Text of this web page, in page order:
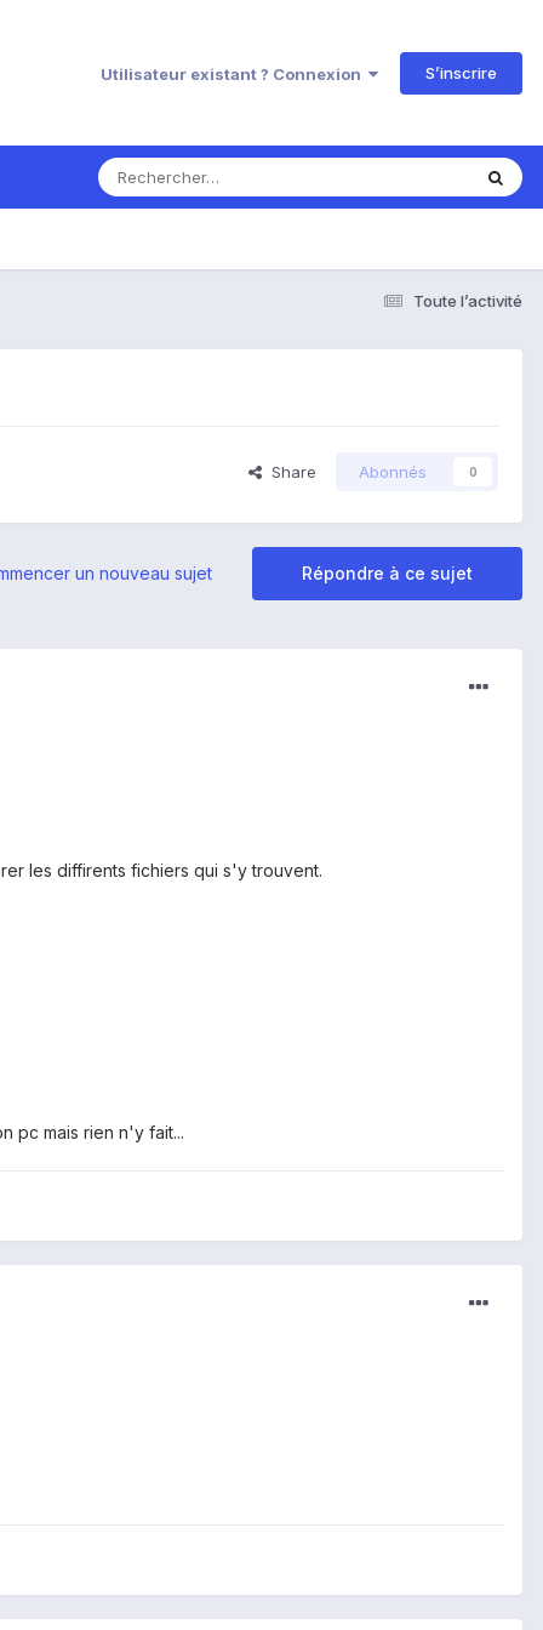
Utilisateur existant ? Connexion S’inscrire
Toute l’activité
Share Abonnés 0
Répondre à ce sujet
un nouveau sujet
les diffirents fichiers qui s'y trouvent.
pc mais rien n'y fait...